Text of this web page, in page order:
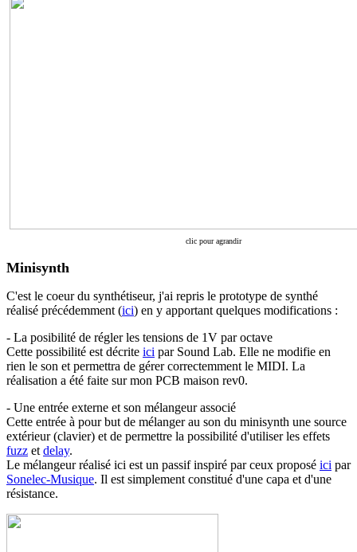
clic pour agrandir
Minisynth
C'est le coeur du synthétiseur, j'ai repris le prototype de synthé
réalisé précédemment (ici) en y apportant quelques modifications :
- La posibilité de régler les tensions de 1V par octave
Cette possibilité est décrite ici par Sound Lab. Elle ne modifie en
rien le son et permettra de gérer correctemment le MIDI. La
réalisation a été faite sur mon PCB maison rev0.
- Une entrée externe et son mélangeur associé
Cette entrée à pour but de mélanger au son du minisynth une source
extérieur (clavier) et de permettre la possibilité d'utiliser les effets
fuzz et delay.
Le mélangeur réalisé ici est un passif inspiré par ceux proposé ici par
Sonelec-Musique. Il est simplement constitué d'une capa et d'une
résistance.